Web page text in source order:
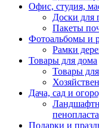
Офис, студия,
Доски для
Пакеты
Фотоальбомы и
Рамки
Товары для дома
Товары
Дача, сад и
пенопласта
Подарки и